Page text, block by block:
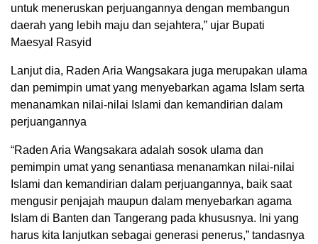
untuk meneruskan perjuangannya dengan membangun
daerah yang lebih maju dan sejahtera,” ujar Bupati
Maesyal Rasyid
Lanjut dia, Raden Aria Wangsakara juga merupakan ulama
dan pemimpin umat yang menyebarkan agama Islam serta
menanamkan nilai-nilai Islami dan kemandirian dalam
perjuangannya
“Raden Aria Wangsakara adalah sosok ulama dan
pemimpin umat yang senantiasa menanamkan nilai-nilai
Islami dan kemandirian dalam perjuangannya, baik saat
mengusir penjajah maupun dalam menyebarkan agama
Islam di Banten dan Tangerang pada khususnya. Ini yang
harus kita lanjutkan sebagai generasi penerus,” tandasnya